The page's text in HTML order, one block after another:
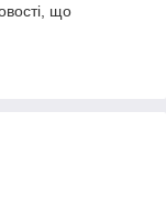
що